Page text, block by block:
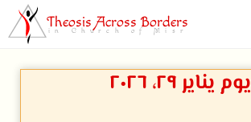
Theosis Across Borders
in Church of Misr
يوم يناير ۲۹، ۲۰۲٦